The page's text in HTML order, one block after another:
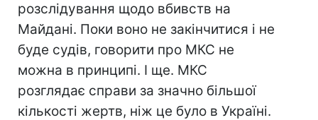
розслідування щодо вбивств на
Майдані. Поки воно не закінчитися і не
буде судів, говорити про МКС не
можна в принципі. І ще. МКС
розглядає справи за значно більшої
кількості жертв, ніж це було в Україні.